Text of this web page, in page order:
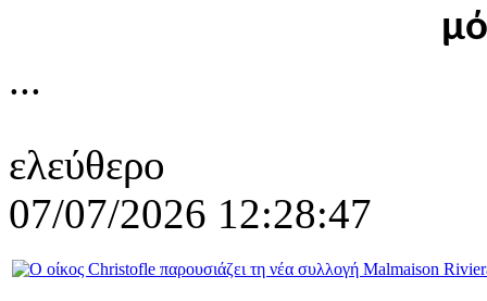
...
ελεύθερο
07/07/2026 12:28:47